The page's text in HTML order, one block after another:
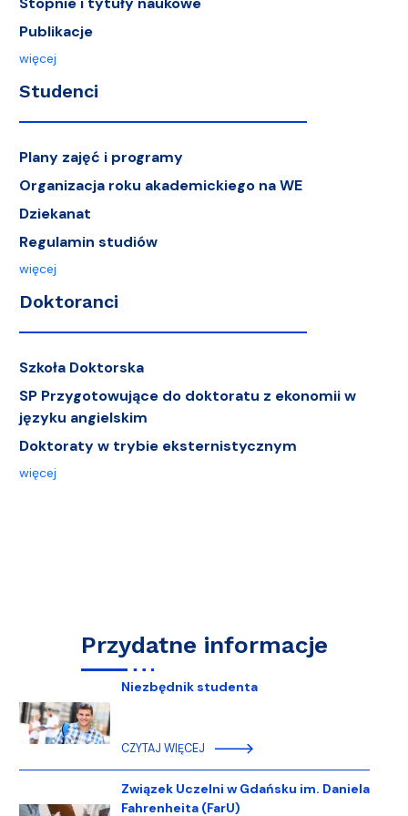
Publikacje
więcej
Studenci
Plany zajęć i programy
Organizacja roku akademickiego na WE
Dziekanat
Regulamin studiów
więcej
Doktoranci
Szkoła Doktorska
SP Przygotowujące do doktoratu z ekonomii w
języku angielskim
Doktoraty w trybie eksternistycznym
więcej
Przydatne informacje
Niezbędnik studenta
CZYTAJ WIĘCEJ
Związek Uczelni w Gdańsku im. Daniela
Fahrenheita (FarU)